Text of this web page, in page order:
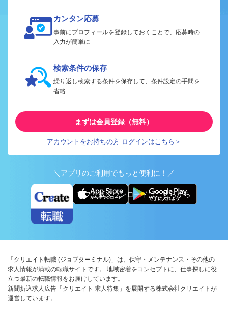
カンタン応募
事前にプロフィールを登録しておくことで、応募時の
入力が簡単に
検索条件の保存
繰り返し検索する条件を保存して、条件設定の手間を
省略
まずは会員登録（無料）
アカウントをお持ちの方 ログインはこちら＞
＼アプリのご利用でもっと便利に！／
アプリ版ダウンロードはこちらから
「クリエイト転職 (ジョブターミナル)」は、保守・メンテナンス・その他の
求人情報が満載の転職サイトです。 地域密着をコンセプトに、仕事探しに役
立つ最新の転職情報をお届けしています。
新聞折込求人広告「クリエイト 求人特集」を展開する株式会社クリエイトが
運営しています。